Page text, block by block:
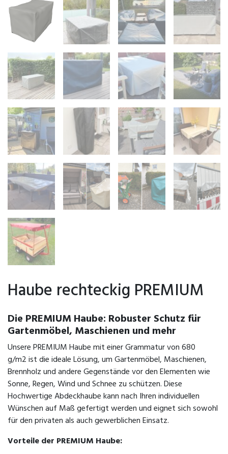
Haube rechteckig PREMIUM
Die PREMIUM Haube: Robuster Schutz für
Gartenmöbel, Maschienen und mehr
Unsere PREMIUM Haube mit einer Grammatur von 680
g/m2 ist die ideale Lösung, um Gartenmöbel, Maschienen,
Brennholz und andere Gegenstände vor den Elementen wie
Sonne, Regen, Wind und Schnee zu schützen. Diese
Hochwertige Abdeckhaube kann nach Ihren individuellen
Wünschen auf Maß gefertigt werden und eignet sich sowohl
für den privaten als auch gewerblichen Einsatz.
Vorteile der PREMIUM Haube: